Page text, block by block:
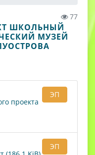
77
ШКОЛЬНЫЙ
МУЗЕЙ
проекта
ЭП
ЭП